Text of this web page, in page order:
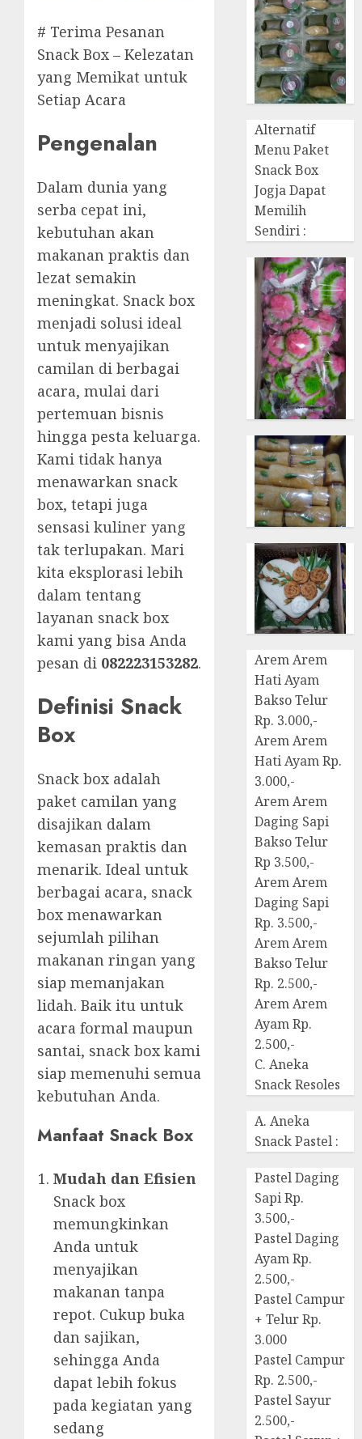
# Terima Pesanan
Snack Box – Kelezatan
yang Memikat untuk
Setiap Acara
Pengenalan
Dalam dunia yang
serba cepat ini,
kebutuhan akan
makanan praktis dan
lezat semakin
meningkat. Snack box
menjadi solusi ideal
untuk menyajikan
camilan di berbagai
acara, mulai dari
pertemuan bisnis
hingga pesta keluarga.
Kami tidak hanya
menawarkan snack
box, tetapi juga
sensasi kuliner yang
tak terlupakan. Mari
kita eksplorasi lebih
dalam tentang
layanan snack box
kami yang bisa Anda
pesan di 082223153282.
Definisi Snack
Box
Snack box adalah
paket camilan yang
disajikan dalam
kemasan praktis dan
menarik. Ideal untuk
berbagai acara, snack
box menawarkan
sejumlah pilihan
makanan ringan yang
siap memanjakan
lidah. Baik itu untuk
acara formal maupun
santai, snack box kami
siap memenuhi semua
kebutuhan Anda.
Manfaat Snack Box
Mudah dan Efisien
Snack box
memungkinkan
Anda untuk
menyajikan
makanan tanpa
repot. Cukup buka
dan sajikan,
sehingga Anda
dapat lebih fokus
pada kegiatan yang
sedang
Alternatif
Menu Paket
Snack Box
Jogja Dapat
Memilih
Sendiri :
Arem Arem
Hati Ayam
Bakso Telur
Rp. 3.000,-
Arem Arem
Hati Ayam Rp.
3.000,-
Arem Arem
Daging Sapi
Bakso Telur
Rp 3.500,-
Arem Arem
Daging Sapi
Rp. 3.500,-
Arem Arem
Bakso Telur
Rp. 2.500,-
Arem Arem
Ayam Rp.
2.500,-
C. Aneka
Snack Resoles
A. Aneka
Snack Pastel :
Pastel Daging
Sapi Rp.
3.500,-
Pastel Daging
Ayam Rp.
2.500,-
Pastel Campur
+ Telur Rp.
3.000
Pastel Campur
Rp. 2.500,-
Pastel Sayur
2.500,-